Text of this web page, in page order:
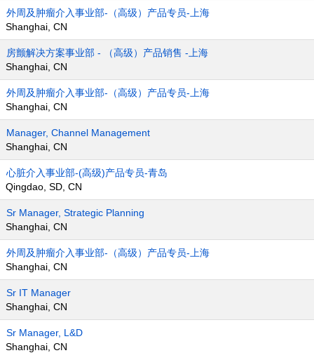
外周及肿瘤介入事业部-（高级）产品专员-上海
Shanghai, CN
房颤解决方案事业部 - （高级）产品销售 -上海
Shanghai, CN
外周及肿瘤介入事业部-（高级）产品专员-上海
Shanghai, CN
Manager, Channel Management
Shanghai, CN
心脏介入事业部-(高级)产品专员-青岛
Qingdao, SD, CN
Sr Manager, Strategic Planning
Shanghai, CN
外周及肿瘤介入事业部-（高级）产品专员-上海
Shanghai, CN
Sr IT Manager
Shanghai, CN
Sr Manager, L&D
Shanghai, CN